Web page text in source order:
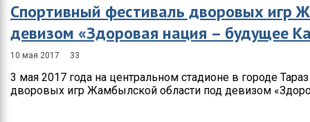
Спортивный фестиваль дворовых игр
девизом «Здоровая нация – будущее
10 мая 2017 33
3 мая 2017 года на центральном стадионе в городе
дворовых игр Жамбылской области под девизом